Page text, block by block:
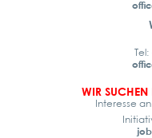
WIR SUCHEN
Interesse